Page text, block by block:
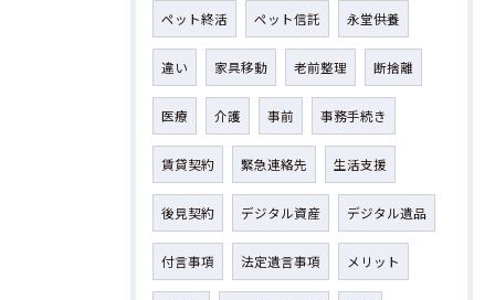
ペット終活 ペット信託 永堂供養
違い 家具移動 老前整理 断捨離
医療 介護 事前 事務手続き
賃貸契約 緊急連絡先 生活支援
後見契約 デジタル資産 デジタル遺品
付言事項 法定遺言事項 メリット